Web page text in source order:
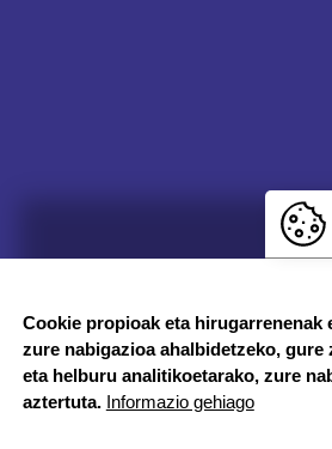
Cookie propioak eta hirugarrenenak
zure nabigazioa ahalbidetzeko, gure
eta helburu analitikoetarako, zure
aztertuta. Informazio gehiago